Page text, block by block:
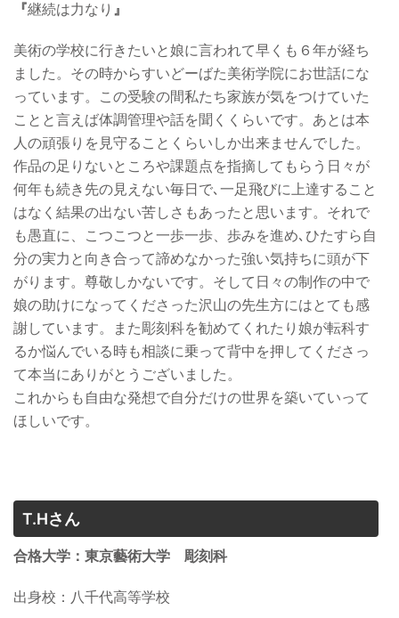
『継続は力なり 』
美術の学校に行きたいと娘に言われて早くも６年が経ち
ました。その時からすいどーばた美術学院にお世話にな
っています。この受験の間私たち家族が気をつけていた
ことと言えば体調管理や話を聞くくらいです。あとは本
人の頑張りを見守ることくらいしか出来ませんでした。
作品の足りないところや課題点を指摘してもらう日々が
何年も続き先の見えない毎日で､一足飛びに上達すること
はなく結果の出ない苦しさもあったと思います。それで
も愚直に、こつこつと一歩一歩、歩みを進め､ひたすら自
分の実力と向き合って諦めなかった強い気持ちに頭が下
がります。尊敬しかないです。そして日々の制作の中で
娘の助けになってくださった沢山の先生方にはとても感
謝しています。また彫刻科を勧めてくれたり娘が転科す
るか悩んでいる時も相談に乗って背中を押してくださっ
て本当にありがとうございました。
これからも自由な発想で自分だけの世界を築いていって
ほしいです。
T.Hさん
合格大学：東京藝術大学 彫刻科
出身校： 八千代高等学校